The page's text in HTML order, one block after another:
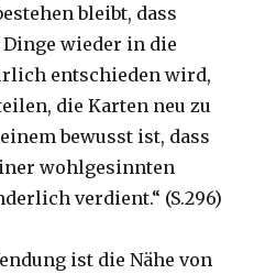
bleibt, dass
wieder in die
entschieden wird,
die Karten neu zu
bewusst ist, dass
wohlgesinnten
verdient.“ (S.296)
ist die Nähe von